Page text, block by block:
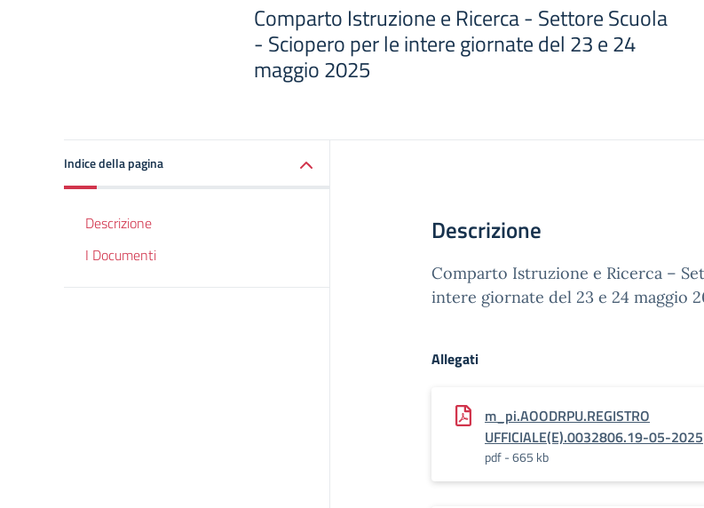
Comparto Istruzione e Ricerca - Settore Scuola
- Sciopero per le intere giornate del 23 e 24
maggio 2025
Indice della pagina
Descrizione
I Documenti
Descrizione
Comparto Istruzione e Ricerca –
intere giornate del 23 e 24 maggio
Allegati
m_pi.AOODRPU.REGISTRO
UFFICIALE(E).0032806.19-05-2025
pdf - 665 kb